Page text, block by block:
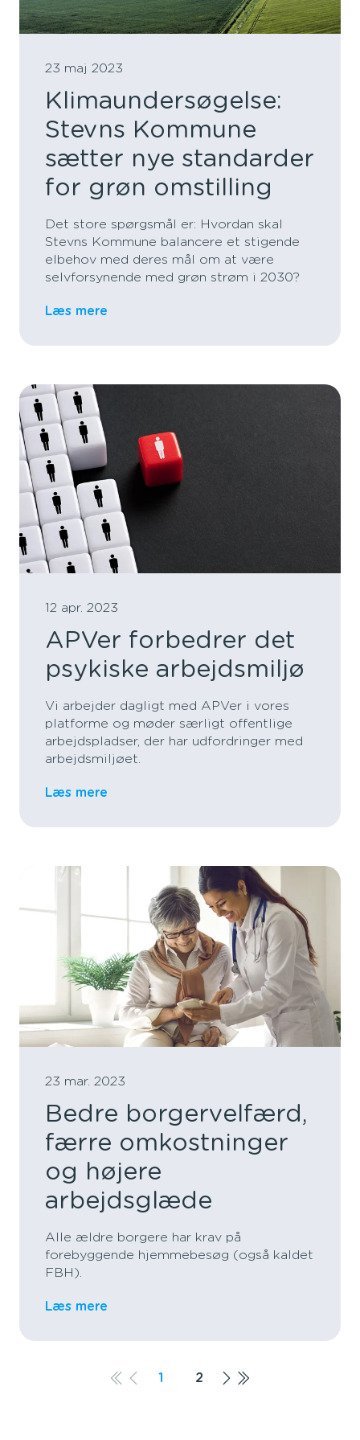
23 maj 2023
Klimaundersøgelse:
Stevns Kommune
sætter nye standarder
for grøn omstilling
Det store spørgsmål er: Hvordan skal
Stevns Kommune balancere et stigende
elbehov med deres mål om at være
selvforsynende med grøn strøm i 2030?
Læs mere
12 apr. 2023
APVer forbedrer det
psykiske arbejdsmiljø
Vi arbejder dagligt med APVer i vores
platforme og møder særligt offentlige
arbejdspladser, der har udfordringer med
arbejdsmiljøet.
Læs mere
23 mar. 2023
Bedre borgervelfærd,
færre omkostninger
og højere
arbejdsglæde
Alle ældre borgere har krav på
forebyggende hjemmebesøg (også kaldet
FBH).
Læs mere
1 2 Næste side
Sidste side